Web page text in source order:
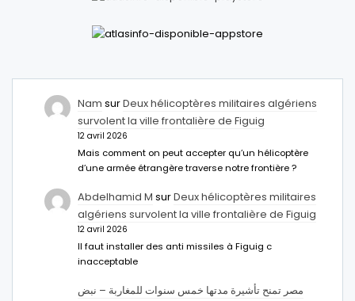
Nam surDeux hélicoptères militaires algériens
survolent la ville frontalière de Figuig
12 avril 2026
Mais comment on peut accepter qu’un hélicoptère
d’une armée étrangère traverse notre frontière ?
Abdelhamid M surDeux hélicoptères militaires
algériens survolent la ville frontalière de Figuig
12 avril 2026
Il faut installer des anti missiles à Figuig c
inacceptable
مصر تمنح تأشيرة مدتها خمس سنوات للمغاربة – نبض